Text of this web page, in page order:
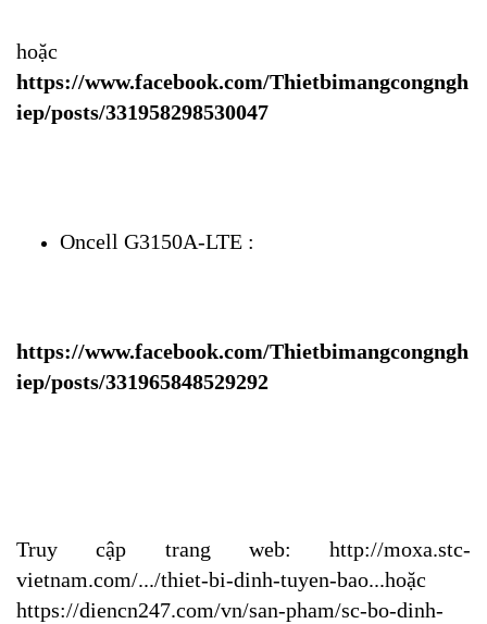
https://www.facebook.com/Thietbimangcongngh
iep/posts/331958298530047
Oncell G3150A-LTE :
https://www.facebook.com/Thietbimangcongngh
iep/posts/331965848529292
Truy cập trang web: http://moxa.stc-
vietnam.com/.../thiet-bi-dinh-tuyen-bao...
https://diencn247.com/vn/san-pham/sc-bo-dinh-